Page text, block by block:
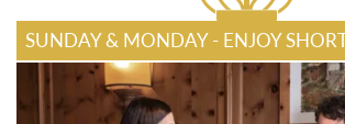
SUNDAY & MONDAY - ENJOY